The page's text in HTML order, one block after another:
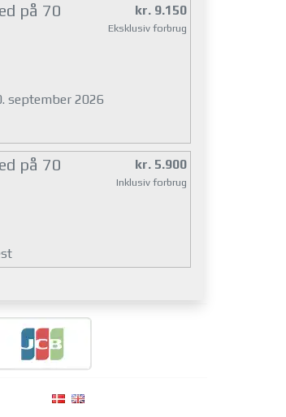
på 70
kr. 9.150
Eksklusiv forbrug
september 2026
på 70
kr. 5.900
Inklusiv forbrug